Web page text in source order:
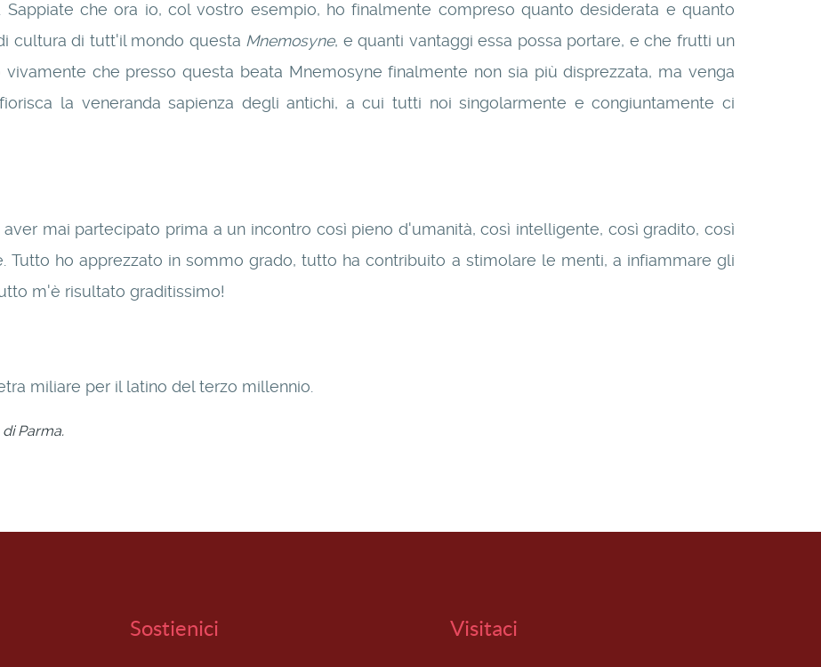
che ora io, col vostro esempio, ho finalmente compreso quanto desiderata e quanto
cultura di tutt'il mondo questa Mnemosyne, e quanti vantaggi essa possa portare, e che frutti un
che presso questa beata Mnemosyne finalmente non sia più disprezzata, ma venga
la veneranda sapienza degli antichi, a cui tutti noi singolarmente e congiuntamente ci
mai partecipato prima a un incontro così pieno d'umanità, così intelligente, così gradito, così
Tutto ho apprezzato in sommo grado, tutto ha contribuito a stimolare le menti, a infiammare gli
m'è risultato graditissimo!
miliare per il latino del terzo millennio.
Parma.
Sostienici Visitaci